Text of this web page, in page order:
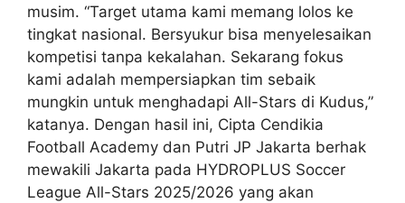
musim. “Target utama kami memang lolos ke
tingkat nasional. Bersyukur bisa menyelesaikan
kompetisi tanpa kekalahan. Sekarang fokus
kami adalah mempersiapkan tim sebaik
mungkin untuk menghadapi All-Stars di Kudus,”
katanya. Dengan hasil ini, Cipta Cendikia
Football Academy dan Putri JP Jakarta berhak
mewakili Jakarta pada HYDROPLUS Soccer
League All-Stars 2025/2026 yang akan